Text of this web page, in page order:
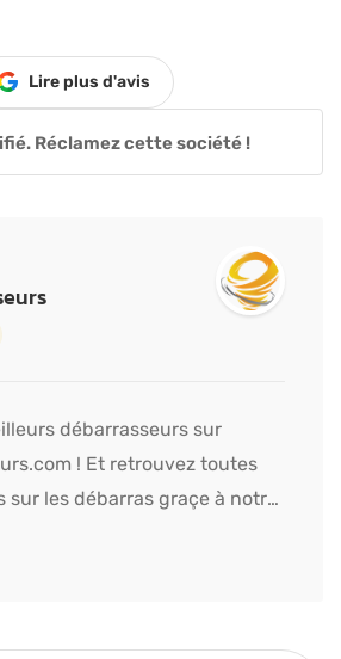
Lire plus d'avis
Réclamez cette société !
débarrasseurs sur
! Et retrouvez toutes
sur les débarras graçe à notre